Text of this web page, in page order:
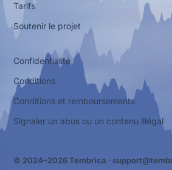
Tarifs
Soutenir le projet
Confidentialité
Conditions
Conditions et remboursements
Signaler un abus ou un contenu illégal
© 2024–2026 Tembrica ·